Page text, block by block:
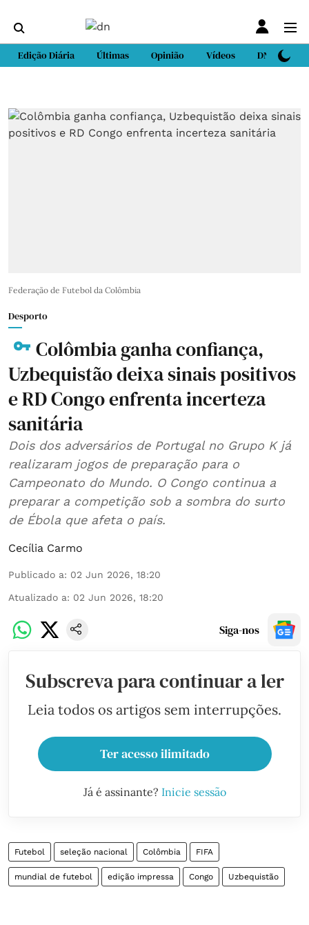
Edição Diária Últimas Opinião Vídeos DN Sport
Federação de Futebol da Colômbia
Desporto
Colômbia ganha confiança,
Uzbequistão deixa sinais positivos
e RD Congo enfrenta incerteza
sanitária
Dois dos adversários de Portugal no Grupo K já
realizaram jogos de preparação para o
Campeonato do Mundo. O Congo continua a
preparar a competição sob a sombra do surto
de Ébola que afeta o país.
Cecília Carmo
Publicado a: 02 Jun 2026, 18:20
Atualizado a: 02 Jun 2026, 18:20
Siga-nos
Subscreva para continuar a ler
Leia todos os artigos sem interrupções.
Ter acesso ilimitado
Já é assinante? Inicie sessão
Futebol seleção nacional Colômbia FIFA
mundial de futebol edição impressa Congo Uzbequistão